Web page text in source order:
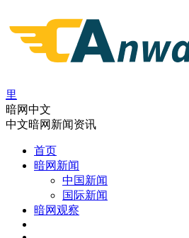
里
暗网中文
中文暗网新闻资讯
首页
暗网新闻
中国新闻
国际新闻
暗网观察